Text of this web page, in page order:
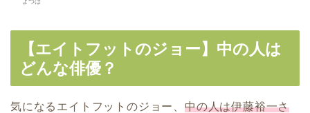
【エイトフットのジョー】中の人は
どんな俳優？
気になるエイトフットのジョー、中の人は伊藤裕一さ